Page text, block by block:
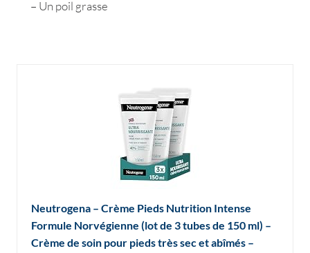
– Un poil grasse
Neutrogena – Crème Pieds Nutrition Intense
Formule Norvégienne (lot de 3 tubes de 150 ml) –
Crème de soin pour pieds très sec et abîmés –